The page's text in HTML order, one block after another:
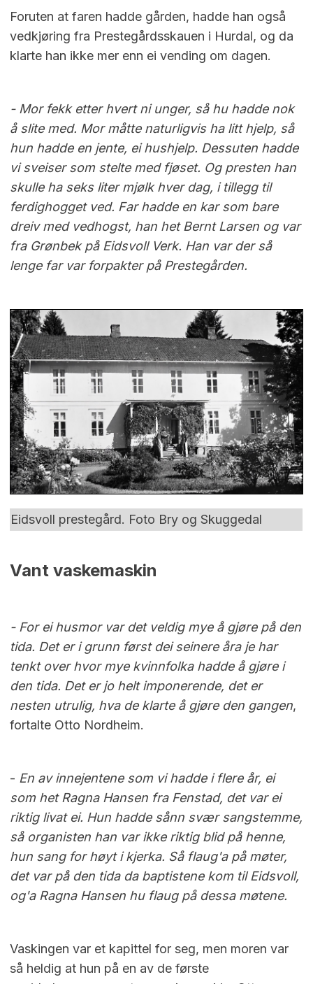
Foruten at faren hadde gården, hadde han også
vedkjøring fra Prestegårdsskauen i Hurdal, og da
klarte han ikke mer enn ei vending om dagen.
- Mor fekk etter hvert ni unger, så hu hadde nok
å slite med. Mor måtte naturligvis ha litt hjelp, så
hun hadde en jente, ei hushjelp. Dessuten hadde
vi sveiser som stelte med fjøset. Og presten han
skulle ha seks liter mjølk hver dag, i tillegg til
ferdighogget ved. Far hadde en kar som bare
dreiv med vedhogst, han het Bernt Larsen og var
fra Grønbek på Eidsvoll Verk. Han var der så
lenge far var forpakter på Prestegården.
Eidsvoll prestegård. Foto Bry og Skuggedal
Vant vaskemaskin
- For ei husmor var det veldig mye å gjøre på den
tida. Det er i grunn først dei seinere åra je har
tenkt over hvor mye kvinnfolka hadde å gjøre i
den tida. Det er jo helt imponerende, det er
nesten utrulig, hva de klarte å gjøre den gangen,
fortalte Otto Nordheim.
- En av innejentene som vi hadde i flere år, ei
som het Ragna Hansen fra Fenstad, det var ei
riktig livat ei. Hun hadde sånn svær sangstemme,
så organisten han var ikke riktig blid på henne,
hun sang for høyt i kjerka. Så flaug'a på møter,
det var på den tida da baptistene kom til Eidsvoll,
og'a Ragna Hansen hu flaug på dessa møtene.
Vaskingen var et kapittel for seg, men moren var
så heldig at hun på en av de første